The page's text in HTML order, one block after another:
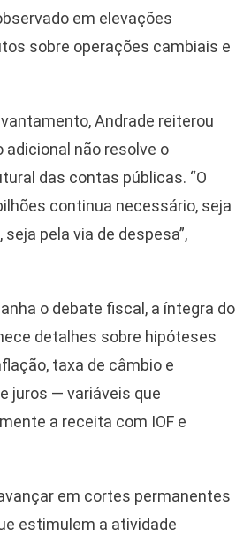
em elevações
sobre operações cambiais e
Andrade reiterou
adicional não resolve o
das contas públicas. “O
continua necessário, seja
pela via de despesa”,
o debate fiscal, a íntegra do
detalhes sobre hipóteses
taxa de câmbio e
juros — variáveis que
a receita com IOF e
em cortes permanentes
estimulem a atividade